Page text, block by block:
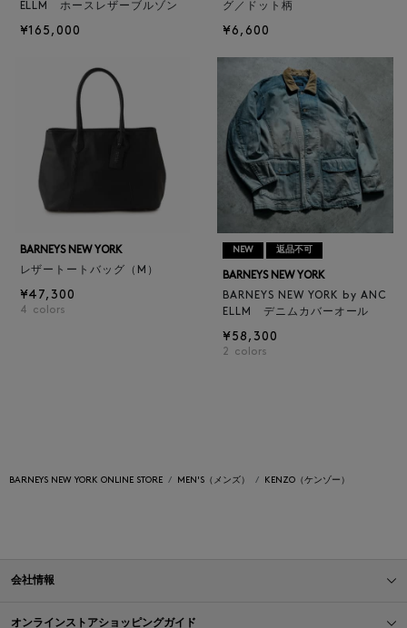
ELLM ホースレザーブルゾン
¥165,000
グ／ドット柄
¥6,600
BARNEYS NEW YORK
レザートートバッグ（M）
¥47,300
4 colors
NEW 返品不可
BARNEYS NEW YORK
BARNEYS NEW YORK by ANC
ELLM デニムカバーオール
¥58,300
2 colors
BARNEYS NEW YORK ONLINE STORE MEN'S（メンズ） KENZO（ケンゾー）
会社情報
オンラインストアショッピングガイド